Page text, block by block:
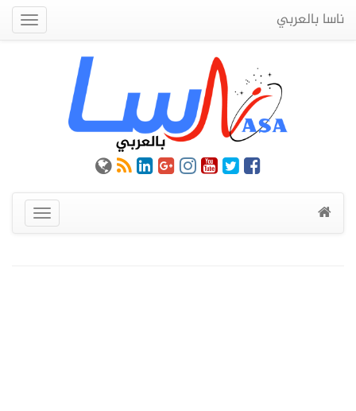
ناسا بالعربي
عرض
القائمة